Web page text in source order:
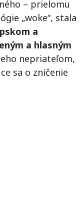
– prielomu
„woke“, stala
a
a hlasným
nepriateľom,
sa o zničenie